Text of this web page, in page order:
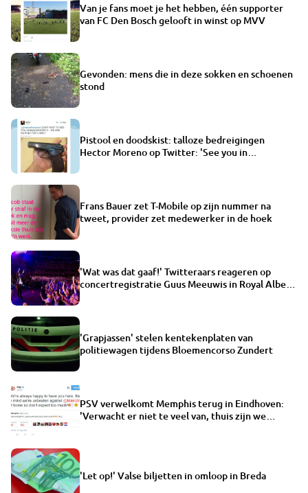
Van je fans moet je het hebben, één supporter
van FC Den Bosch gelooft in winst op MVV
Gevonden: mens die in deze sokken en schoenen
stond
Pistool en doodskist: talloze bedreigingen
Hector Moreno op Twitter: 'See you in
Frans Bauer zet T-Mobile op zijn nummer na
tweet, provider zet medewerker in de hoek
'Wat was dat gaaf!' Twitteraars reageren op
concertregistratie Guus Meeuwis in Royal Albert
'Grapjassen' stelen kentekenplaten van
politiewagen tijdens Bloemencorso Zundert
PSV verwelkomt Memphis terug in Eindhoven:
'Verwacht er niet te veel van, thuis zijn we
'Let op!' Valse biljetten in omloop in Breda